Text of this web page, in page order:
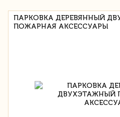
ПАРКОВКА ДЕРЕВЯННЫЙ
ПОЖАРНАЯ АКСЕССУАРЫ